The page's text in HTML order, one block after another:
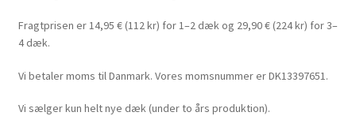
Fragtprisen er 14,95 € (112 kr) for 1–2 dæk og 29,90 € (224 kr) for 3–
4 dæk.
Vi betaler moms til Danmark. Vores momsnummer er DK13397651.
Vi sælger kun helt nye dæk (under to års produktion).